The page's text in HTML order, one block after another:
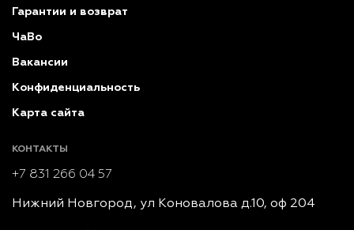
Гарантии и возврат
ЧаВо
Вакансии
Конфиденциальность
Карта сайта
КОНТАКТЫ
+7 831 266 04 57
Нижний Новгород, ул Коновалова д.10, оф 204